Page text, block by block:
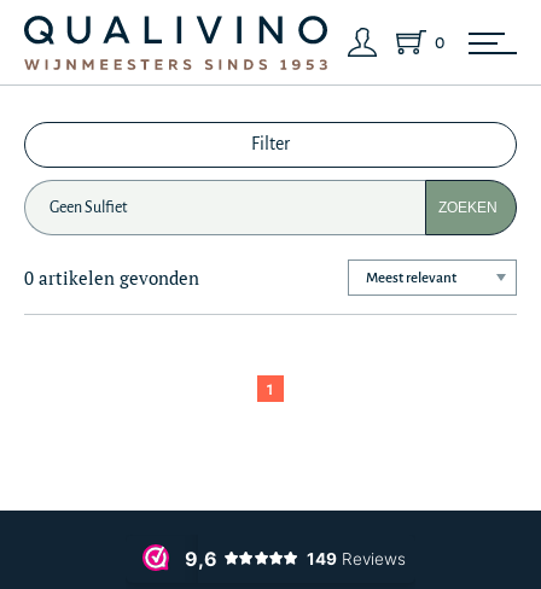
0
Filter
ZOEKEN
0 artikelen gevonden
1